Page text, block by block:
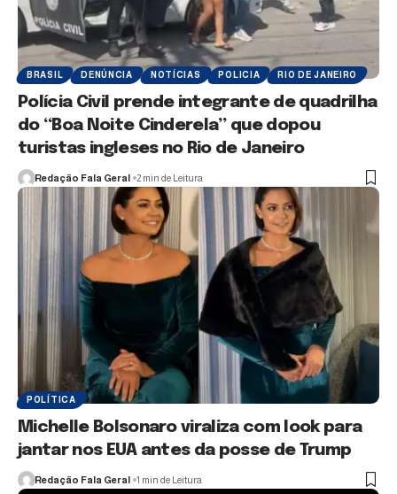
BRASIL DENÚNCIA NOTÍCIAS POLICIA RIO DE JANEIRO
Polícia Civil prende integrante de quadrilha
do “Boa Noite Cinderela” que dopou
turistas ingleses no Rio de Janeiro
Redação Fala Geral 2 min de Leitura
POLÍTICA
Michelle Bolsonaro viraliza com look para
jantar nos EUA antes da posse de Trump
Redação Fala Geral 1 min de Leitura